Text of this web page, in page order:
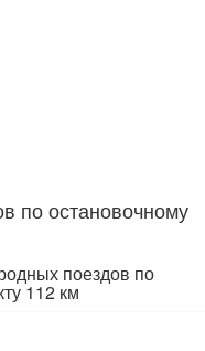
по остановочному
поездов по
112 км